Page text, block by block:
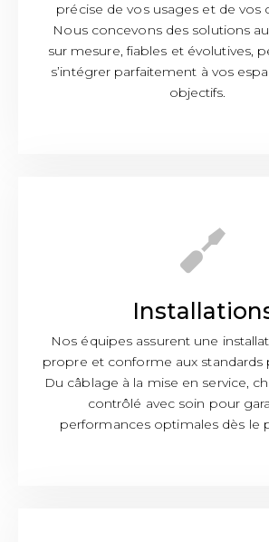
précise de vos usages et de vos
Nous concevons des solutions
sur mesure, fiables et évolutives,
s’intégrer parfaitement à vos
objectifs.
Nos équipes assurent une
propre et conforme aux standards
Du câblage à la mise en service,
contrôlé avec soin pour
performances optimales dès le